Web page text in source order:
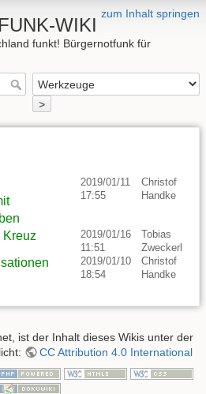
zum Inhalt springen
WIKI
funkt! Bürgernotfunk für
>
2019/01/11
17:55
Christof
Handke
Kreuz
2019/01/16
11:51
Tobias
Zweckerl
2019/01/10
18:54
Christof
Handke
ist der Inhalt dieses Wikis unter der
CC Attribution 4.0 International